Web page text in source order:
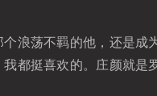
浪荡不羁的他，还是成
都挺喜欢的。庄颜就是